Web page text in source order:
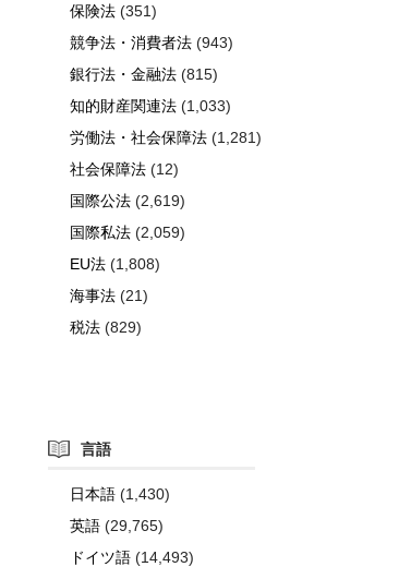
保険法 (351)
競争法・消費者法 (943)
銀行法・金融法 (815)
知的財産関連法 (1,033)
労働法・社会保障法 (1,281)
社会保障法 (12)
国際公法 (2,619)
国際私法 (2,059)
EU法 (1,808)
海事法 (21)
税法 (829)
言語
日本語 (1,430)
英語 (29,765)
ドイツ語 (14,493)